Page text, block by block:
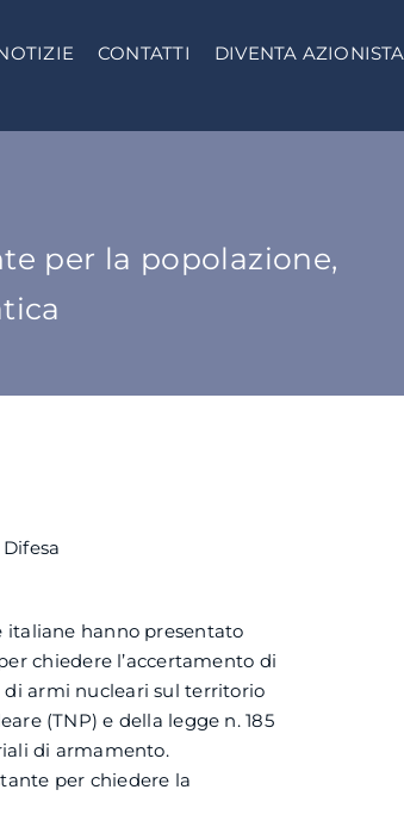
CONTATTI DIVENTA AZIONISTA
per la popolazione,
italiane hanno presentato
chiedere l’accertamento di
di armi nucleari sul territorio
(TNP) e della legge n. 185
di armamento.
per chiedere la